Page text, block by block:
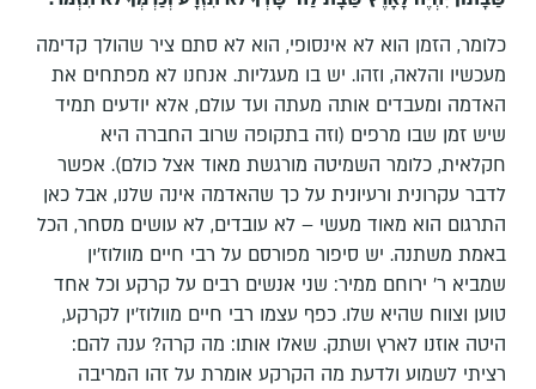
כלומר, הזמן הוא לא אינסופי, הוא לא סתם ציר שהולך קדימה
מעכשיו והלאה, וזהו. יש בו מעגליות. אנחנו לא מפתחים את
האדמה ומעבדים אותה מעתה ועד עולם, אלא יודעים תמיד
שיש זמן שבו מרפים (וזה בתקופה שרוב החברה היא
חקלאית, כלומר השמיטה מורגשת מאוד אצל כולם). אפשר
לדבר עקרונית ורעיונית על כך שהאדמה אינה שלנו, אבל כאן
התרגום הוא מאוד מעשי – לא עובדים, לא עושים מסחר, הכל
באמת משתנה. יש סיפור מפורסם על רבי חיים מוולוז'ין
שמביא ר' ירוחם ממיר: שני אנשים רבים על קרקע וכל אחד
טוען וצווח שהיא שלו. כפף עצמו רבי חיים מוולוז'ין לקרקע,
היטה אוזנו לארץ ושתק. שאלו אותו: מה קרה? ענה להם:
רציתי לשמוע ולדעת מה הקרקע אומרת על זהו המריבה